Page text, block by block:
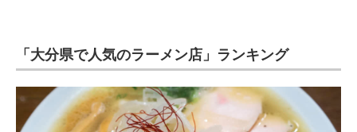
電子設計の基本と応用
エネルギーの専門メディア
建設×テクノロジーの最前線
「大分県で人気のラーメン店」ランキング